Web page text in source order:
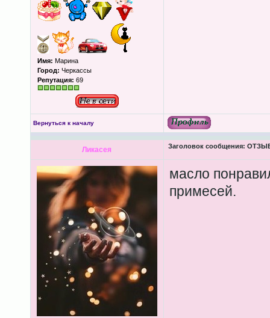
Имя: Марина
Город: Черкассы
Репутация: 69
Вернуться к началу
Ликасея Заголовок сообщения:
масло
примесей.